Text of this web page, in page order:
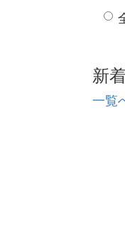
新着
一覧